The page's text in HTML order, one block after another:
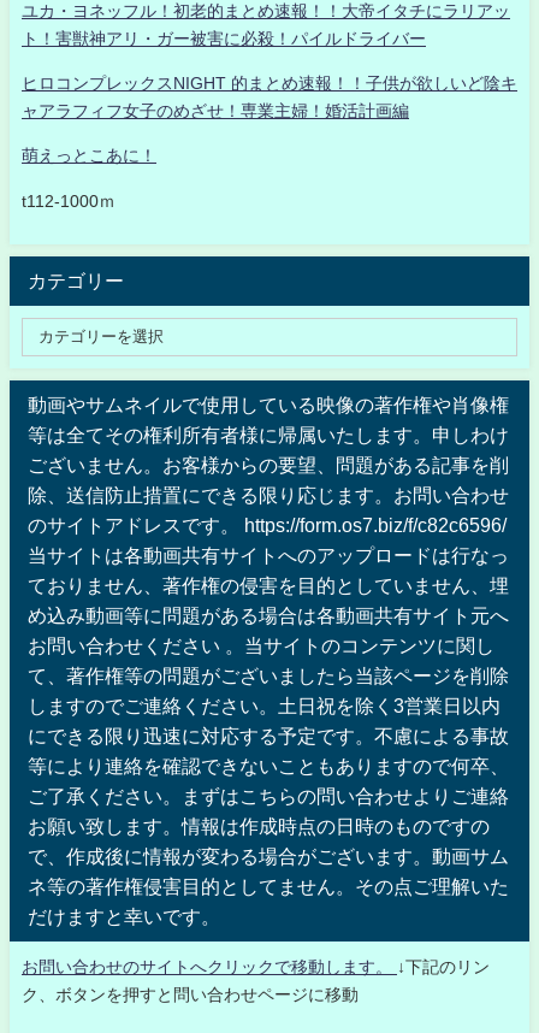
ユカ・ヨネッフル！初老的まとめ速報！！大帝イタチにラリアッ
ト！害獣神アリ・ガー被害に必殺！パイルドライバー
ヒロコンプレックスNIGHT 的まとめ速報！！子供が欲しいど陰キ
ャアラフィフ女子のめざせ！専業主婦！婚活計画編
萌えっとこあに！
t112-1000ｍ
カテゴリー
動画やサムネイルで使用している映像の著作権や肖像権
等は全てその権利所有者様に帰属いたします。申しわけ
ございません。お客様からの要望、問題がある記事を削
除、送信防止措置にできる限り応じます。お問い合わせ
のサイトアドレスです。 https://form.os7.biz/f/c82c6596/
当サイトは各動画共有サイトへのアップロードは行なっ
ておりません、著作権の侵害を目的としていません、埋
め込み動画等に問題がある場合は各動画共有サイト元へ
お問い合わせください 。当サイトのコンテンツに関し
て、著作権等の問題がございましたら当該ページを削除
しますのでご連絡ください。土日祝を除く3営業日以内
にできる限り迅速に対応する予定です。不慮による事故
等により連絡を確認できないこともありますので何卒、
ご了承ください。まずはこちらの問い合わせよりご連絡
お願い致します。情報は作成時点の日時のものですの
で、作成後に情報が変わる場合がございます。動画サム
ネ等の著作権侵害目的としてません。その点ご理解いた
だけますと幸いです。
お問い合わせのサイトへクリックで移動します。
↓下記のリン
ク、ボタンを押すと問い合わせページに移動